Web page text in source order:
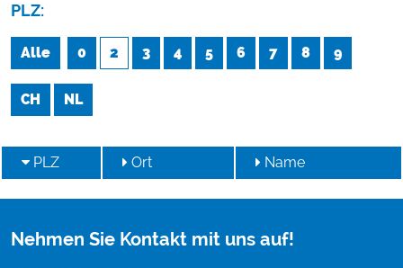
PLZ:
Alle 0 2 3 4 5 6 7 8 9
CH NL
PLZ Ort Name
Nehmen Sie Kontakt mit uns auf!